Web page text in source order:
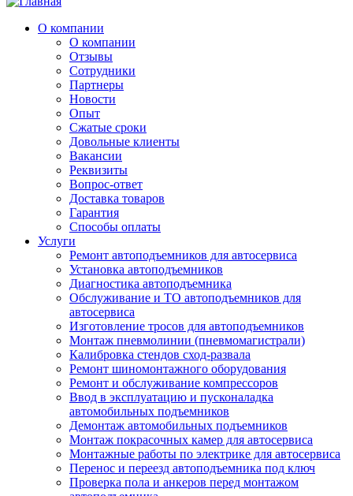
О компании
О компании
Отзывы
Сотрудники
Партнеры
Новости
Опыт
Сжатые сроки
Довольные клиенты
Вакансии
Реквизиты
Вопрос-ответ
Доставка товаров
Гарантия
Способы оплаты
Услуги
Ремонт автоподъемников для автосервиса
Установка автоподъемников
Диагностика автоподъемника
Обслуживание и ТО автоподъемников для
автосервиса
Изготовление тросов для автоподъемников
Монтаж пневмолинии (пневмомагистрали)
Калибровка стендов сход-развала
Ремонт шиномонтажного оборудования
Ремонт и обслуживание компрессоров
Ввод в эксплуатацию и пусконаладка
автомобильных подъемников
Демонтаж автомобильных подъемников
Монтаж покрасочных камер для автосервиса
Монтажные работы по электрике для автосервиса
Перенос и переезд автоподъемника под ключ
Проверка пола и анкеров перед монтажом